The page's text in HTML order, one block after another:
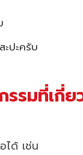
ะปะครับ
รมที่เกี่ย
ได้ เช่น